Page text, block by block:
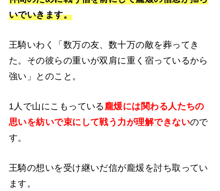
いでいきます。
王騎いわく「数万の友、数十万の敵を葬ってき
た。その彼らの重いが双肩に重く宿っているから
強い」とのこと。
1人で山にこもっている 龐煖には関わる人たちの
思いを紡いで束にして戦う力が理解できないので
す。
王騎の想いを受け継いだ信が龐煖を討ち取ってい
ます。